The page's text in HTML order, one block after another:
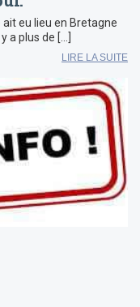
eu lieu en Bretagne
a plus de […]
LIRE LA SUITE